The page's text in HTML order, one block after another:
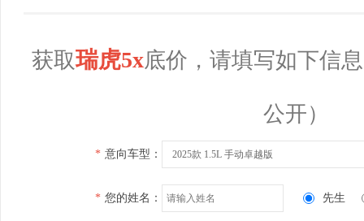
获取瑞虎5x底价，请填写如下信
公开）
* 意向车型： 2025款 1.5L 手动卓越版
* 您的姓名： 先生